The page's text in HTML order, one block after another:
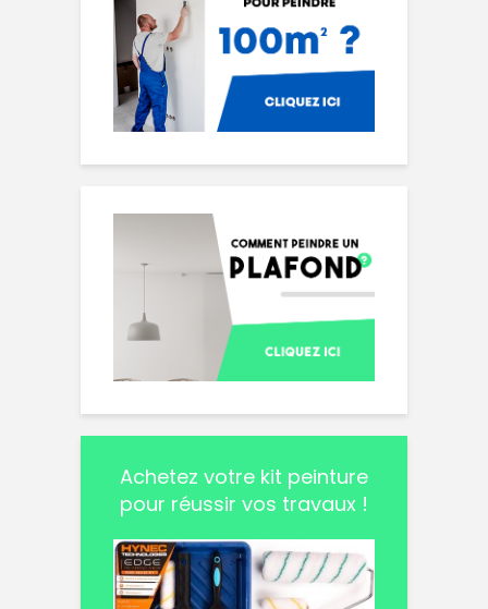
Achetez votre kit peinture
pour réussir vos travaux !